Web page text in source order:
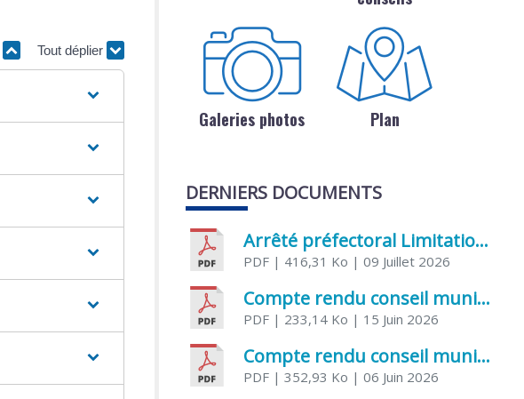
Tout déplier
Galeries photos Plan
DERNIERS DOCUMENTS
Arrêté préfectoral Limitation provisoire des usages de l’eau
PDF | 416,31 Ko | 09 Juillet 2026
Compte rendu conseil municipal 5 juin 2026 sénatoriale
PDF | 233,14 Ko | 15 Juin 2026
Compte rendu conseil municipal – 21 avril 2026
PDF | 352,93 Ko | 06 Juin 2026